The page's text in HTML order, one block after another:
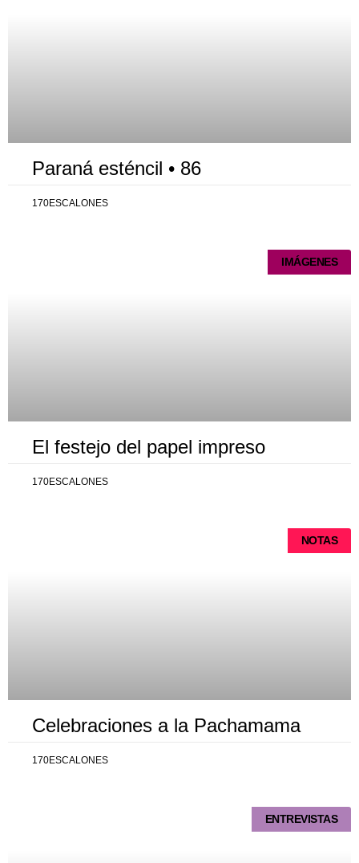
Paraná esténcil • 86
170ESCALONES
IMÁGENES
El festejo del papel impreso
170ESCALONES
NOTAS
Celebraciones a la Pachamama
170ESCALONES
ENTREVISTAS